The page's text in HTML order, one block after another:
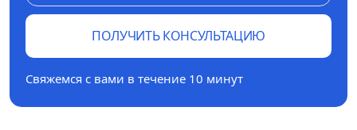
ПОЛУЧИТЬ КОНСУЛЬТАЦИЮ
Свяжемся с вами в течение 10 минут